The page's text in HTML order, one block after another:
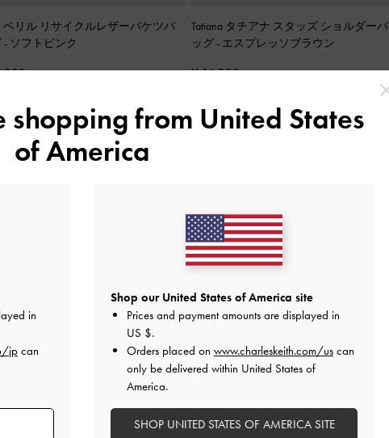
ベリル リサイクルレザーバケツバ
- ソフトピンク
Tatiana タチアナ スタッズ ショルダーバ
ッグ - エスプレッソブラウン
¥ 14,900
トバッグ- ブラック
shopping from United States
of America
in
jpcan
Shop our United States of America site
Prices and payment amounts are displayed in
US $.
Orders placed on www.charleskeith.com/us can
only be delivered within United States of
America.
SHOP UNITED STATES OF AMERICA SITE